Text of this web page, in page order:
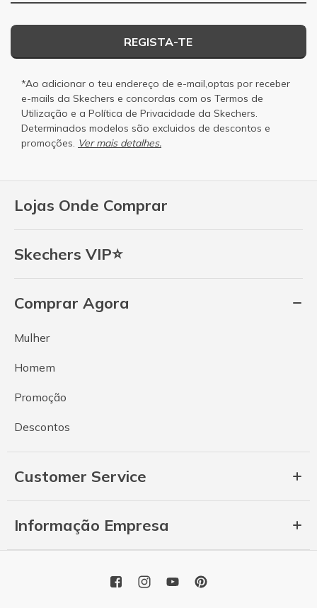
Lojas Onde Comprar
Skechers VIP⭐
Comprar Agora
Mulher
Homem
Promoção
Descontos
Customer Service
Informação Empresa
REGISTA-TE
*Ao adicionar o teu endereço de e-mail,optas por receber
e-mails da Skechers e concordas com os Termos de
Utilização e a Política de Privacidade da Skechers.
Determinados modelos são excluidos de descontos e
promoções. Ver mais detalhes.